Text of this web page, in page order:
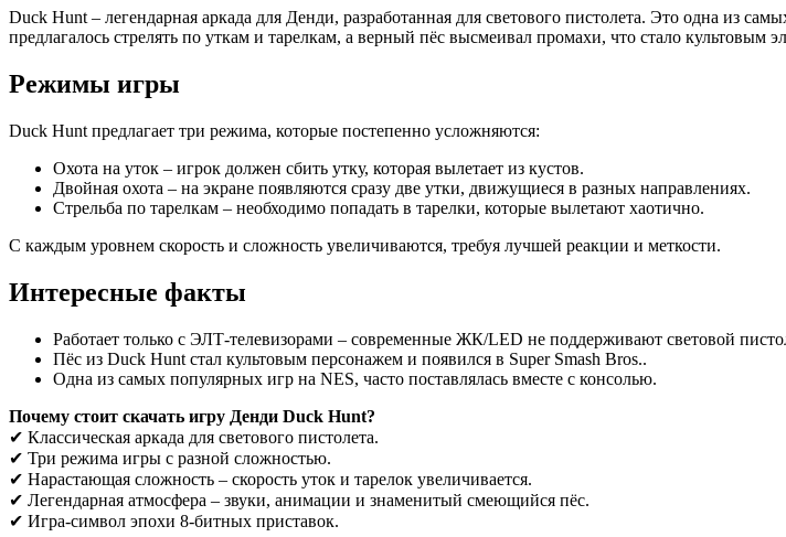
Duck Hunt – легендарная аркада для Денди, разработанная для светового пистолета. Это одна из
предлагалось стрелять по уткам и тарелкам, а верный пёс высмеивал промахи, что стало культовым
Режимы игры
Duck Hunt предлагает три режима, которые постепенно усложняются:
Охота на уток – игрок должен сбить утку, которая вылетает из кустов.
Двойная охота – на экране появляются сразу две утки, движущиеся в разных направлениях.
Стрельба по тарелкам – необходимо попадать в тарелки, которые вылетают хаотично.
С каждым уровнем скорость и сложность увеличиваются, требуя лучшей реакции и меткости.
Интересные факты
Работает только с ЭЛТ-телевизорами – современные ЖК/LED не поддерживают световой
Пёс из Duck Hunt стал культовым персонажем и появился в Super Smash Bros..
Одна из самых популярных игр на NES, часто поставлялась вместе с консолью.
Почему стоит скачать игру Денди Duck Hunt?
✔ Классическая аркада для светового пистолета.
✔ Три режима игры с разной сложностью.
✔ Нарастающая сложность – скорость уток и тарелок увеличивается.
✔ Легендарная атмосфера – звуки, анимации и знаменитый смеющийся пёс.
✔ Игра-символ эпохи 8-битных приставок.